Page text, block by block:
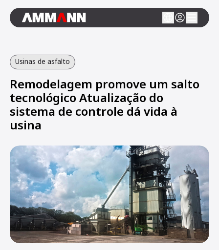
Usinas de asfalto
Remodelagem promove um salto
tecnológico Atualização do
sistema de controle dá vida à
usina